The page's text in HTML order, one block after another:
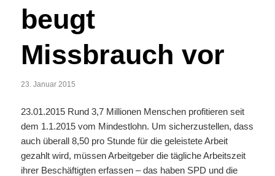
beugt
Missbrauch vor
23. Januar 2015
23.01.2015 Rund 3,7 Millionen Menschen profitieren seit
dem 1.1.2015 vom Mindestlohn. Um sicherzustellen, dass
auch überall 8,50 pro Stunde für die geleistete Arbeit
gezahlt wird, müssen Arbeitgeber die tägliche Arbeitszeit
ihrer Beschäftigten erfassen – das haben SPD und die